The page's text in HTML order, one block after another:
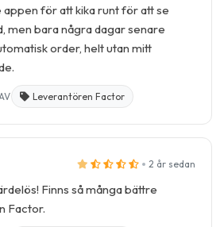
appen för att kika runt för att se
men bara några dagar senare
order, helt utan mitt
Leverantören Factor
2 år sedan
Finns så många bättre
Factor.